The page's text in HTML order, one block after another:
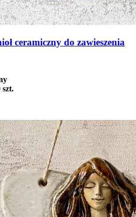
ceramiczny do zawieszenia
szt.